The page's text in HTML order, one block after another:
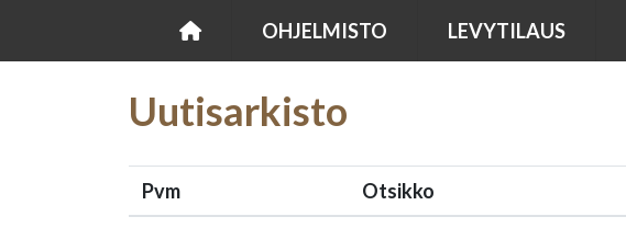
OHJELMISTO LEVYTILAUS
Uutisarkisto
Pvm Otsikko